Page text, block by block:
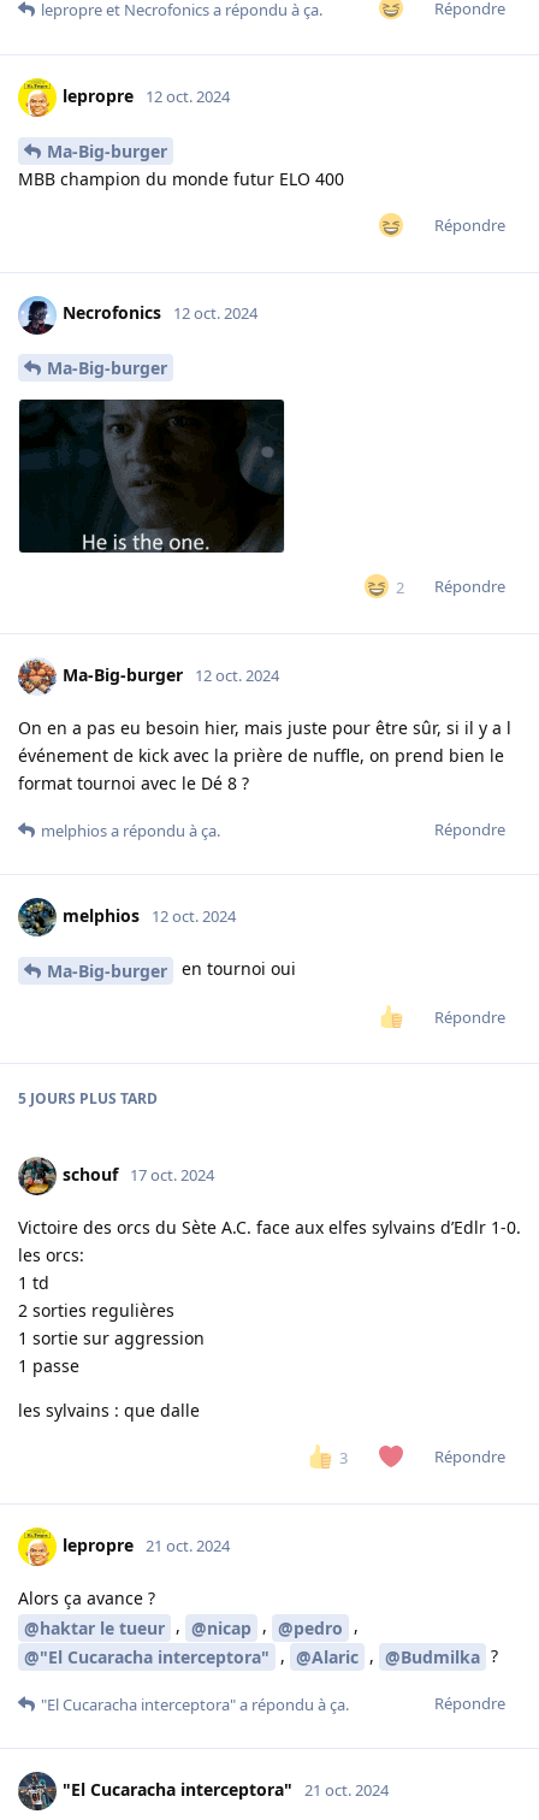
Répondre
lepropreet Necrofonicsa répondu à ça.
lepropre 12 oct. 2024
Ma-Big-burger
MBB champion du monde futur ELO 400
Répondre
Necrofonics 12 oct. 2024
Ma-Big-burger
2 Répondre
Ma-Big-burger 12 oct. 2024
On en a pas eu besoin hier, mais juste pour être sûr, si il y a l
événement de kick avec la prière de nuffle, on prend bien le
format tournoi avec le Dé 8 ?
Répondre
melphiosa répondu à ça.
melphios 12 oct. 2024
Ma-Big-burger en tournoi oui
Répondre
5 JOURS PLUS TARD
schouf 17 oct. 2024
Victoire des orcs du Sète A.C. face aux elfes sylvains d’Edlr 1-0.
les orcs:
1 td
2 sorties regulières
1 sortie sur aggression
1 passe
les sylvains : que dalle
3 Répondre
lepropre 21 oct. 2024
Alors ça avance ?
@haktar le tueur , @nicap , @pedro ,
@"El Cucaracha interceptora" , @Alaric , @Budmilka ?
Répondre
"El Cucaracha interceptora"a répondu à ça.
"El Cucaracha interceptora" 21 oct. 2024